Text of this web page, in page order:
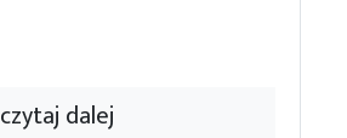
czytaj dalej